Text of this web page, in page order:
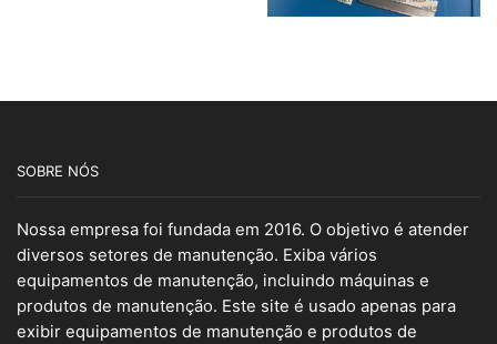
SOBRE NÓS
Nossa empresa foi fundada em 2016. O objetivo é atender
diversos setores de manutenção. Exiba vários
equipamentos de manutenção, incluindo máquinas e
produtos de manutenção. Este site é usado apenas para
exibir equipamentos de manutenção e produtos de